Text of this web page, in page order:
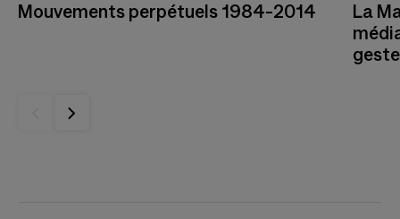
Mouvements perpétuels 1984-2014
La
geste